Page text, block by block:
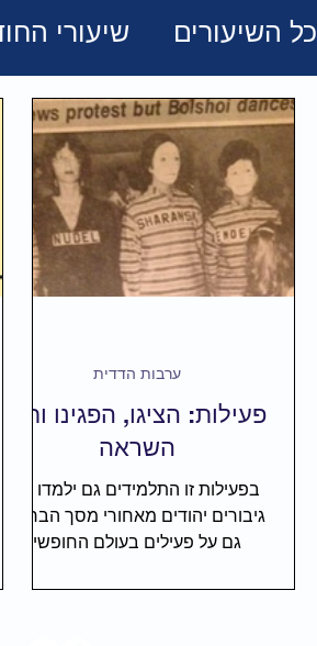
כל השיעורים שיעורי
אסירי ציון ומסורבי עלייה
שיעורי אזרחות
פעילויות ומשחקים
פעילות: הציגו, הפגינו ותנו
השראה
בפעילות זו התלמידים גם ילמדו על
גיבורים יהודים מאחורי מסך הברזל,
גם על פעילים בעולם החופשי
התלמידים יזכו לה
ערבות הדדית